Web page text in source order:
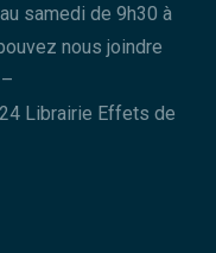
samedi de 9h30 à
nous joindre
Librairie Effets de